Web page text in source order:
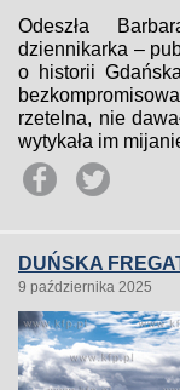
Odeszła
dziennikarka –
o historii
rzetelna, nie
wytykała im
DUŃSKA
9 października 2025